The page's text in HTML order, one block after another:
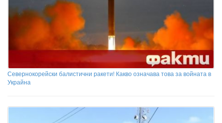
Севернокорейски балистични ракети! Какво означава това за войната в
Украйна